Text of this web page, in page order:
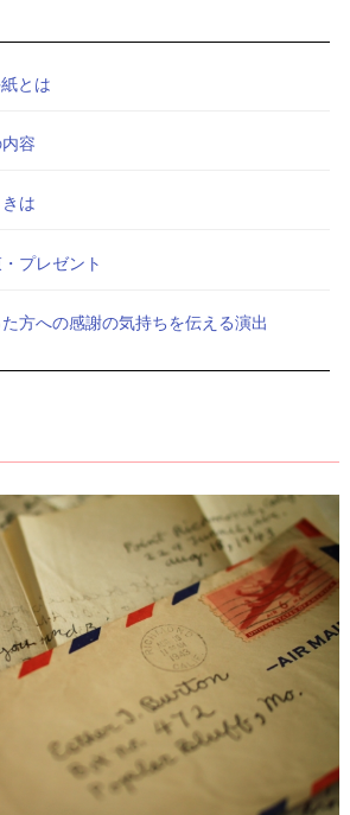
とは
容
は
プレゼント
方への感謝の気持ちを伝える演出